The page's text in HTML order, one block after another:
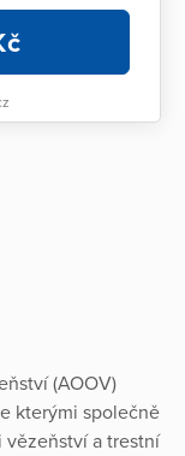
(AOOV)
kterými společně
vězeňství a trestní